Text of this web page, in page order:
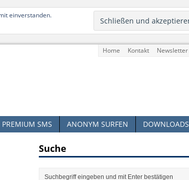
einverstanden.
Home Kontakt Newsletter
PREMIUM SMS ANONYM SURFEN DOWNLOADS
Suche